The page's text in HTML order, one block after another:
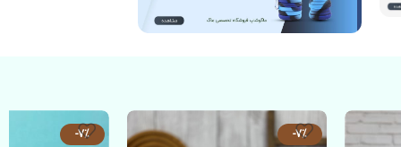
-7%
-7%